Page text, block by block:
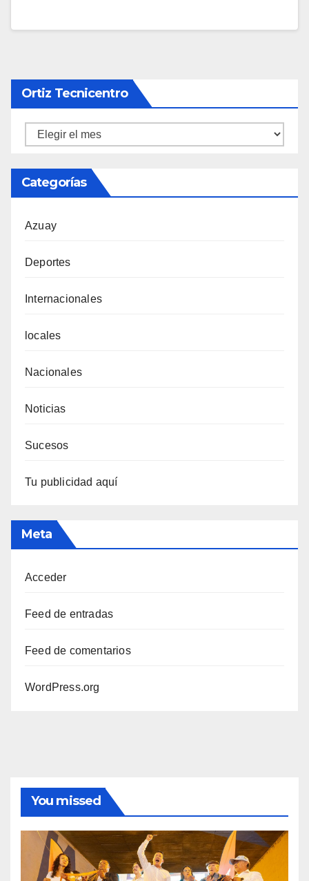
Ortiz Tecnicentro
Ortiz
Categorías
Azuay
Deportes
Internacionales
locales
Nacionales
Noticias
Sucesos
Tu publicidad aquí
Meta
Acceder
Feed de entradas
Feed de comentarios
WordPress.org
You missed